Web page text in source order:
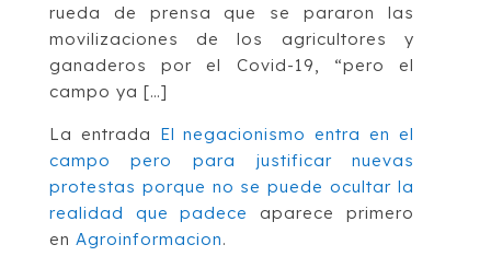
rueda de prensa que se pararon las
movilizaciones de los agricultores y
ganaderos por el Covid-19, “pero el
campo ya […]
La entrada El negacionismo entra en el
campo pero para justificar nuevas
protestas porque no se puede ocultar la
realidad que padece
aparece primero
en Agroinformacion.